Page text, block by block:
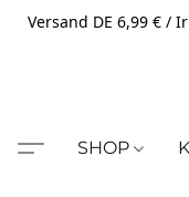
Versand DE 6,99 € /
SHOP